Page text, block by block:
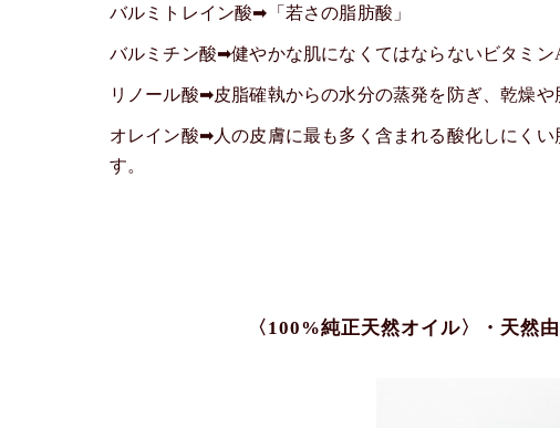
バルミトレイン酸➡「若さの脂肪酸」
バルミチン酸➡健やかな肌になくてはならないビタミン
リノール酸➡皮脂確執からの水分の蒸発を防ぎ、乾燥や
オレイン酸➡人の皮膚に最も多く含まれる酸化しにく
す。
〈100%純正天然オイル〉・天然